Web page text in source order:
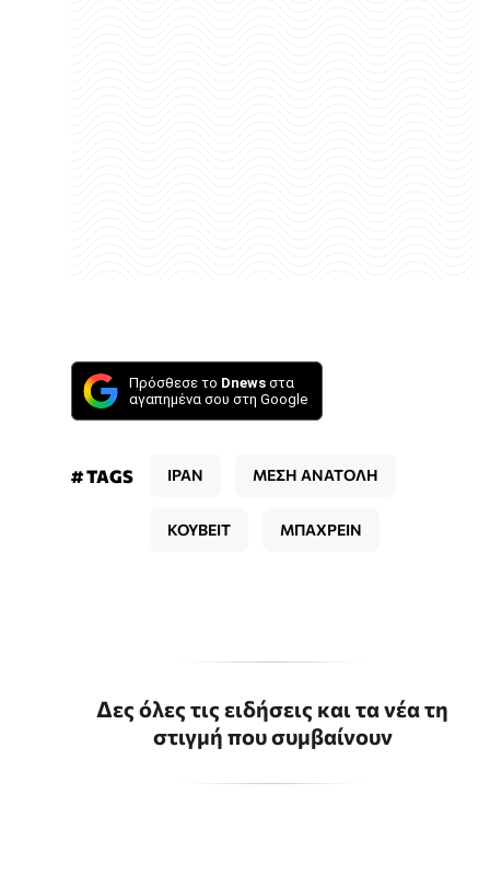
Πρόσθεσε το Dnews στα
αγαπημένα σου στη Google
# TAGS ΙΡΑΝ ΜΕΣΗ ΑΝΑΤΟΛΗ
ΚΟΥΒΕΙΤ ΜΠΑΧΡΕΙΝ
Δες όλες τις ειδήσεις και τα νέα τη
στιγμή που συμβαίνουν